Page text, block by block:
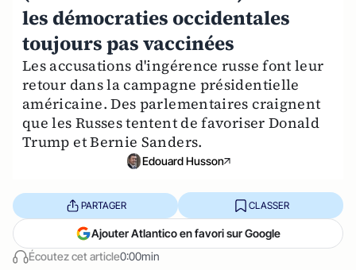
les démocraties occidentales
toujours pas vaccinées
Les accusations d'ingérence russe font leur
retour dans la campagne présidentielle
américaine. Des parlementaires craignent
que les Russes tentent de favoriser Donald
Trump et Bernie Sanders.
Edouard Husson
Écoutez cet article0:00min
PARTAGER CLASSER
Ajouter Atlantico en favori sur Google